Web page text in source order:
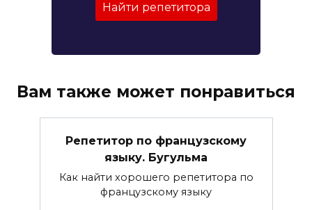
Найти репетитора
Вам также может понравиться
Репетитор по французскому
языку. Бугульма
Как найти хорошего репетитора по
французскому языку